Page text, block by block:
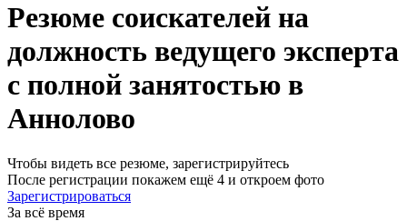
Резюме соискателей на
должность ведущего эксперта
с полной занятостью в
Аннолово
Чтобы видеть все резюме, зарегистрируйтесь
После регистрации покажем ещё 4 и откроем фото
Зарегистрироваться
За всё время